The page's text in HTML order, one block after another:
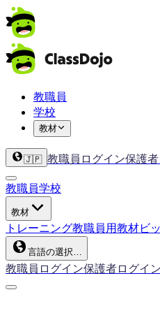
教職員
学校
教材
🇯🇵 教職員ログイン保護
教職員学校
教材
トレーニング教職員用教材ビ
言語の選択…
教職員ログイン保護者ログイン